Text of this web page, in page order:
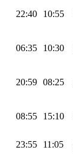
22:40 10:55
06:35 10:30
20:59 08:25
08:55 15:10
23:55 11:05